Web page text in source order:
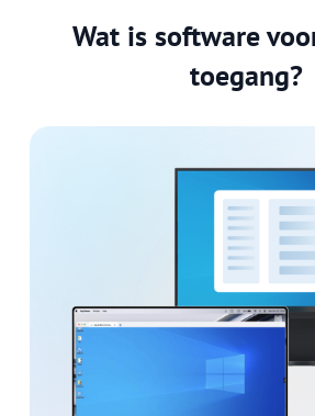
Wat is software
toegang?